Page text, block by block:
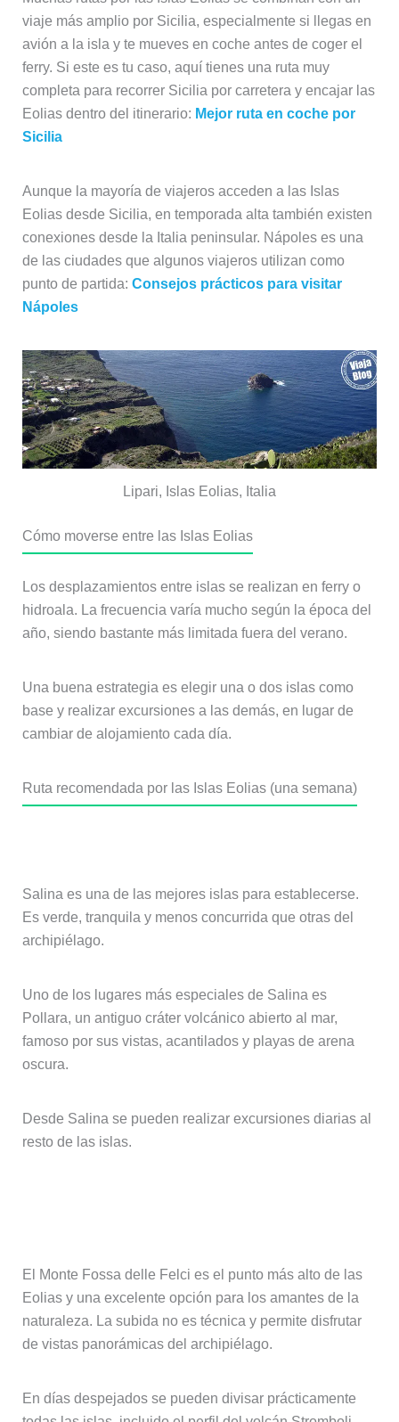
viaje más amplio por Sicilia, especialmente si llegas en
avión a la isla y te mueves en coche antes de coger el
ferry. Si este es tu caso, aquí tienes una ruta muy
completa para recorrer Sicilia por carretera y encajar las
Eolias dentro del itinerario: Mejor ruta en coche por
Sicilia
Aunque la mayoría de viajeros acceden a las Islas
Eolias desde Sicilia, en temporada alta también existen
conexiones desde la Italia peninsular. Nápoles es una
de las ciudades que algunos viajeros utilizan como
punto de partida: Consejos prácticos para visitar
Nápoles
Lipari, Islas Eolias, Italia
Cómo moverse entre las Islas Eolias
Los desplazamientos entre islas se realizan en ferry o
hidroala. La frecuencia varía mucho según la época del
año, siendo bastante más limitada fuera del verano.
Una buena estrategia es elegir una o dos islas como
base y realizar excursiones a las demás, en lugar de
cambiar de alojamiento cada día.
Ruta recomendada por las Islas Eolias (una semana)
Salina es una de las mejores islas para establecerse.
Es verde, tranquila y menos concurrida que otras del
archipiélago.
Uno de los lugares más especiales de Salina es
Pollara, un antiguo cráter volcánico abierto al mar,
famoso por sus vistas, acantilados y playas de arena
oscura.
Desde Salina se pueden realizar excursiones diarias al
resto de las islas.
El Monte Fossa delle Felci es el punto más alto de las
Eolias y una excelente opción para los amantes de la
naturaleza. La subida no es técnica y permite disfrutar
de vistas panorámicas del archipiélago.
En días despejados se pueden divisar prácticamente